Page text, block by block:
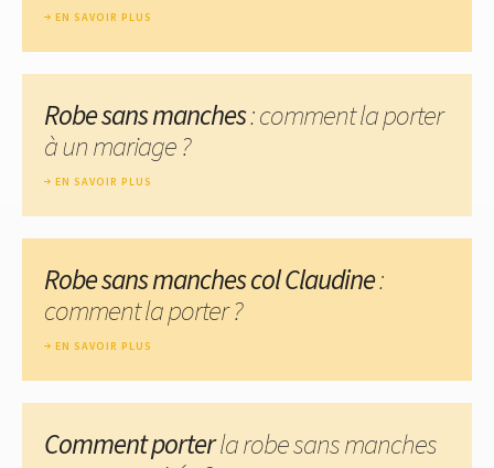
EN SAVOIR PLUS
Robe sans manches: comment la porter
à un mariage ?
EN SAVOIR PLUS
Robe sans manches col Claudine:
comment la porter ?
EN SAVOIR PLUS
Comment porterla robe sans manches